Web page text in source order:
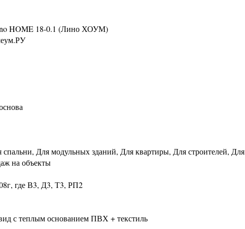
HOME 18-0.1 (Лино ХОУМ)
Для модульных зданий, Для квартиры, Для строителей, Для
на объекты
где В3, Д3, Т3, РП2
с теплым основанием ПВХ + текстиль